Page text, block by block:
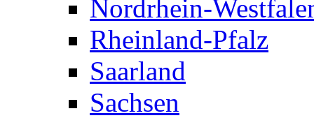
Nordrhein-
Rheinland-Pfalz
Saarland
Sachsen